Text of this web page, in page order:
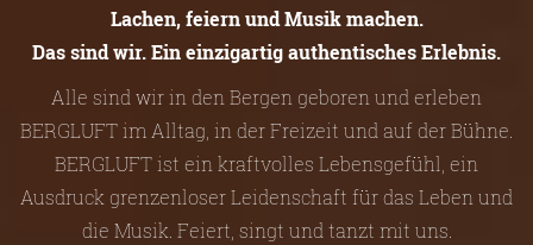
Lachen, feiern und Musik machen.
Das sind wir. Ein einzigartig authentisches Erlebnis.
Alle sind wir in den Bergen geboren und erleben
BERGLUFT im Alltag, in der Freizeit und auf der Bühne.
BERGLUFT ist ein kraftvolles Lebensgefühl, ein
Ausdruck grenzenloser Leidenschaft für das Leben und
die Musik. Feiert, singt und tanzt mit uns.